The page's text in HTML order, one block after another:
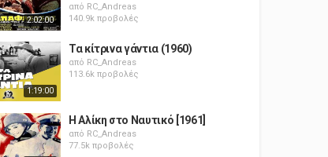
2:02:00
από RC_Andreas
140.9k προβολές
1:19:00
Τα κίτρινα γάντια (1960)
από RC_Andreas
113.6k προβολές
Η Αλίκη στο Ναυτικό [1961]
από RC_Andreas
77.5k προβολές